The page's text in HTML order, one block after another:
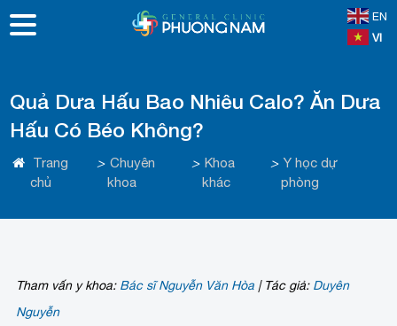
EN
VI
Quả Dưa Hấu Bao Nhiêu Calo? Ăn Dưa
Hấu Có Béo Không?
Trang
chủ
> Chuyên
khoa
> Khoa
khác
> Y học dự
phòng
Tham vấn y khoa: Bác sĩ Nguyễn Văn Hòa |Tác giả: Duyên
Nguyễn